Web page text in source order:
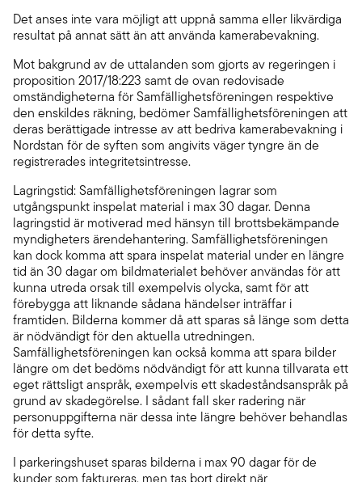
Det anses inte vara möjligt att uppnå samma eller likvärdiga
resultat på annat sätt än att använda kamerabevakning.
Mot bakgrund av de uttalanden som gjorts av regeringen i
proposition 2017/18:223 samt de ovan redovisade
omständigheterna för Samfällighetsföreningen respektive
den enskildes räkning, bedömer Samfällighetsföreningen att
deras berättigade intresse av att bedriva kamerabevakning i
Nordstan för de syften som angivits väger tyngre än de
registrerades integritetsintresse.
Lagringstid: Samfällighetsföreningen lagrar som
utgångspunkt inspelat material i max 30 dagar. Denna
lagringstid är motiverad med hänsyn till brottsbekämpande
myndigheters ärendehantering. Samfällighetsföreningen
kan dock komma att spara inspelat material under en längre
tid än 30 dagar om bildmaterialet behöver användas för att
kunna utreda orsak till exempelvis olycka, samt för att
förebygga att liknande sådana händelser inträffar i
framtiden. Bilderna kommer då att sparas så länge som detta
är nödvändigt för den aktuella utredningen.
Samfällighetsföreningen kan också komma att spara bilder
längre om det bedöms nödvändigt för att kunna tillvarata ett
eget rättsligt anspråk, exempelvis ett skadeståndsanspråk på
grund av skadegörelse. I sådant fall sker radering när
personuppgifterna när dessa inte längre behöver behandlas
för detta syfte.
I parkeringshuset sparas bilderna i max 90 dagar för de